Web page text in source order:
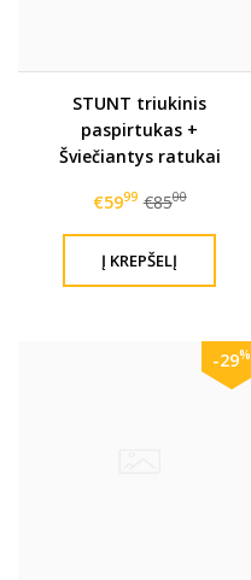
STUNT triukinis
paspirtukas +
Šviečiantys ratukai
€5999 €8500
-29%